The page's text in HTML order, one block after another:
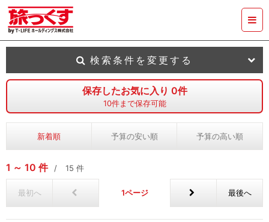
保存したお気に入り 0件
10件まで保存可能
新着順 予算の安い順 予算の高い順
1 10 件 15 件
最初へ 1 最後へ
検索条件を変更する